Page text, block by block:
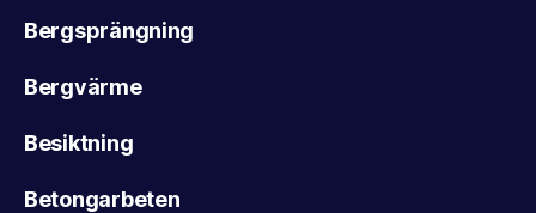
Bergsprängning
Bergvärme
Besiktning
Betongarbeten